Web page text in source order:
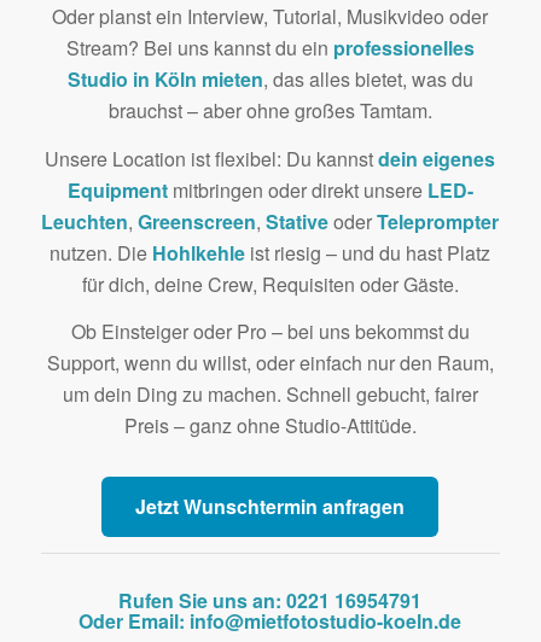
Oder planst ein Interview, Tutorial, Musikvideo oder
Stream? Bei uns kannst du ein professionelles
Studio in Köln mieten, das alles bietet, was du
brauchst – aber ohne großes Tamtam.
Unsere Location ist flexibel: Du kannstdein eigenes
Equipmentmitbringen oder direkt unsere LED-
Leuchten,Greenscreen,StativeoderTeleprompter
nutzen. Die Hohlkehle ist riesig – und du hast Platz
für dich, deine Crew, Requisiten oder Gäste.
Ob Einsteiger oder Pro – bei uns bekommst du
Support, wenn du willst, oder einfach nur den Raum,
um dein Ding zu machen. Schnell gebucht, fairer
Preis – ganz ohne Studio-Attitüde.
Jetzt Wunschtermin anfragen
Rufen Sie uns an: 0221 16954791
Oder Email: info@mietfotostudio-koeln.de